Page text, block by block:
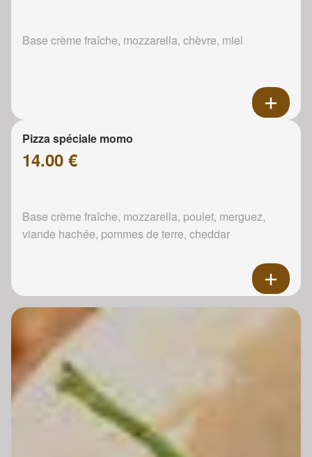
Base crème fraîche, mozzarella, chèvre, miel
Pizza spéciale momo
14.00 €
Base crème fraîche, mozzarella, poulet, merguez,
viande hachée, pommes de terre, cheddar